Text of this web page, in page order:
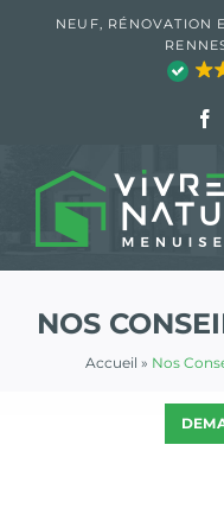
NEUF, RÉNOVATION
NOS
Accueil » Nos